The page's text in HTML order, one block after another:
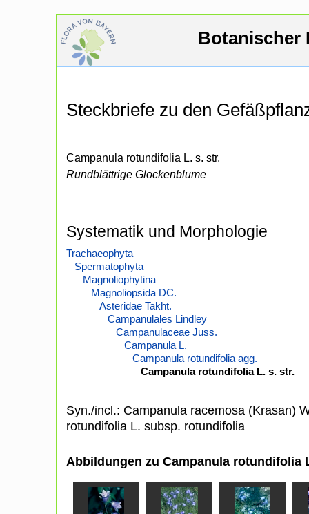
Botanischer
Steckbriefe zu den
Campanula rotundifolia L. s. str.
Rundblättrige Glockenblume
Systematik und Morphologie
Trachaeophyta
Spermatophyta
Magnoliophytina
Magnoliopsida DC.
Asteridae Takht.
Campanulales Lindley
Campanulaceae Juss.
Campanula L.
Campanula rotundifolia agg.
Campanula rotundifolia L. s. str.
Syn./incl.: Campanula racemosa (Krasan)
rotundifolia L. subsp. rotundifolia
Abbildungen zu Campanula rotundifolia